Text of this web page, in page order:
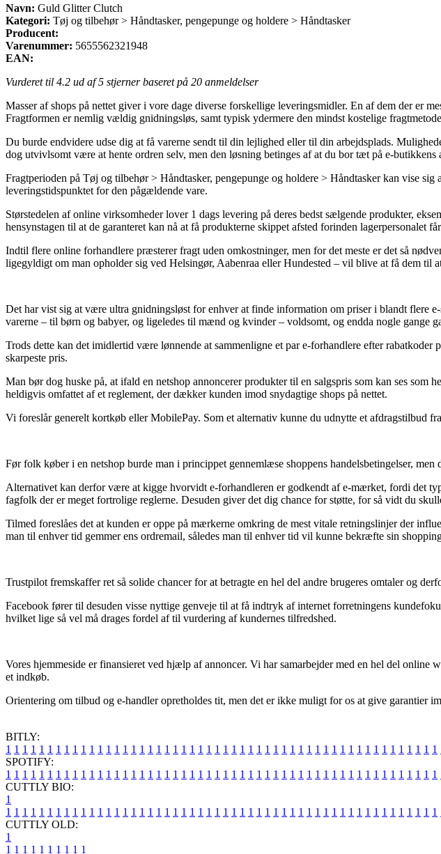
Navn: Guld Glitter Clutch
Kategori: Tøj og tilbehør > Håndtasker, pengepunge og holdere > Håndtasker
Producent:
Varenummer: 5655562321948
EAN:
Vurderet til 4.2 ud af 5 stjerner baseret på 20 anmeldelser
Masser af shops på nettet giver i vore dage diverse forskellige leveringsmidler. En af dem der er
Fragtformen er nemlig vældig gnidningsløs, samt typisk ydermere den mindst kostelige
Du burde endvidere udse dig at få varerne sendt til din lejlighed eller til din arbejdsplads.
dog utvivlsomt være at hente ordren selv, men den løsning betinges af at du bor tæt på e-butikkens
Fragtperioden på Tøj og tilbehør > Håndtasker, pengepunge og holdere > Håndtasker kan vise
leveringstidspunktet for den pågældende vare.
Størstedelen af online virksomheder lover 1 dags levering på deres bedst sælgende produkter,
hensynstagen til at de garanteret kan nå at få produkterne skippet afsted forinden lagerpersonalet
Indtil flere online forhandlere præsterer fragt uden omkostninger, men for det meste er det så
ligegyldigt om man opholder sig ved Helsingør, Aabenraa eller Hundested – vil blive at få dem til
Det har vist sig at være ultra gnidningsløst for enhver at finde information om priser i blandt flere
varerne – til børn og babyer, og ligeledes til mænd og kvinder – voldsomt, og endda nogle gange
Trods dette kan det imidlertid være lønnende at sammenligne et par e-forhandlere efter
skarpeste pris.
Man bør dog huske på, at ifald en netshop annoncerer produkter til en salgspris som kan ses
heldigvis omfattet af et reglement, der dækker kunden imod snydagtige shops på nettet.
Vi foreslår generelt kortkøb eller MobilePay. Som et alternativ kunne du udnytte et afdragstilbud
Før folk køber i en netshop burde man i princippet gennemlæse shoppens handelsbetingelser,
Alternativet kan derfor være at kigge hvorvidt e-forhandleren er godkendt af e-mærket, fordi det
fagfolk der er meget fortrolige reglerne. Desuden giver det dig chance for støtte, for så vidt du
Tilmed foreslåes det at kunden er oppe på mærkerne omkring de mest vitale retningslinjer der
man til enhver tid gemmer ens ordremail, således man til enhver tid vil kunne bekræfte sin
Trustpilot fremskaffer ret så solide chancer for at betragte en hel del andre brugeres omtaler og
Facebook fører til desuden visse nyttige genveje til at få indtryk af internet forretningens
hvilket lige så vel må drages fordel af til vurdering af kundernes tilfredshed.
Vores hjemmeside er finansieret ved hjælp af annoncer. Vi har samarbejder med en hel del
et indkøb.
Orientering om tilbud og e-handler opretholdes tit, men det er ikke muligt for os at give garantier
BITLY:
1 1 1 1 1 1 1 1 1 1 1 1 1 1 1 1 1 1 1 1 1 1 1 1 1 1 1 1 1 1 1 1 1 1 1 1 1 1 1 1 1 1 1 1 1 1 1 1 1 1 1 1
SPOTIFY:
1 1 1 1 1 1 1 1 1 1 1 1 1 1 1 1 1 1 1 1 1 1 1 1 1 1 1 1 1 1 1 1 1 1 1 1 1 1 1 1 1 1 1 1 1 1 1 1 1 1 1 1
CUTTLY BIO:
1
1 1 1 1 1 1 1 1 1 1 1 1 1 1 1 1 1 1 1 1 1 1 1 1 1 1 1 1 1 1 1 1 1 1 1 1 1 1 1 1 1 1 1 1 1 1 1 1 1 1 1 1
CUTTLY OLD:
1
1 1 1 1 1 1 1 1 1 1